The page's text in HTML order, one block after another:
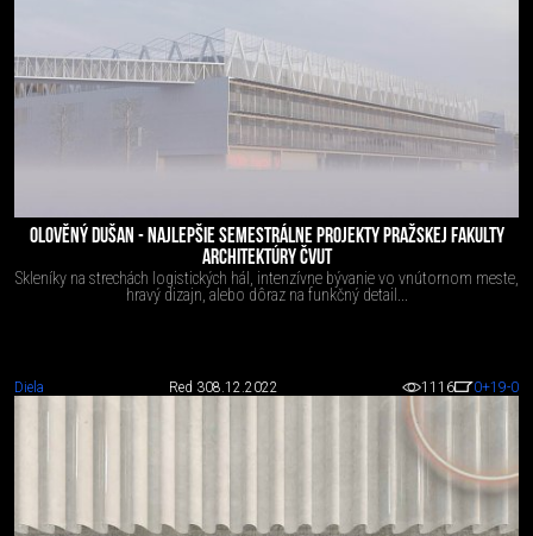
OLOVĚNÝ DUŠAN - NAJLEPŠIE SEMESTRÁLNE PROJEKTY PRAŽSKEJ FAKULTY
ARCHITEKTÚRY ČVUT
Skleníky na strechách logistických hál, intenzívne bývanie vo vnútornom meste,
hravý dizajn, alebo dôraz na funkčný detail...
Diela Red 308.12.2022 1116 0+19-0